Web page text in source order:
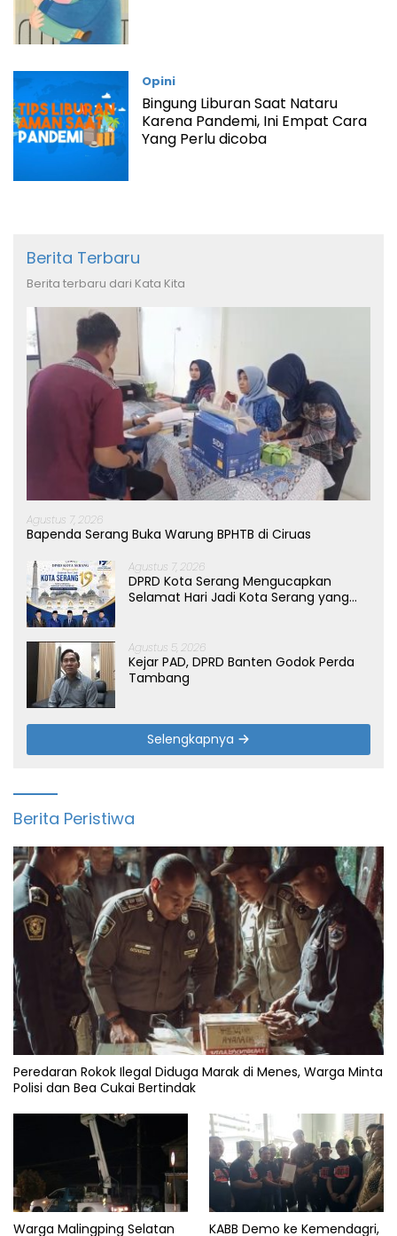
Opini
Bingung Liburan Saat Nataru
Karena Pandemi, Ini Empat Cara
Yang Perlu dicoba
Berita Terbaru
Berita terbaru dari Kata Kita
Agustus 7, 2026
Bapenda Serang Buka Warung BPHTB di Ciruas
Agustus 7, 2026
DPRD Kota Serang Mengucapkan
Selamat Hari Jadi Kota Serang yang
Agustus 5, 2026
Kejar PAD, DPRD Banten Godok Perda
Tambang
Selengkapnya
Berita Peristiwa
Peredaran Rokok Ilegal Diduga Marak di Menes, Warga Minta
Polisi dan Bea Cukai Bertindak
Warga Malingping Selatan
KABB Demo ke Kemendagri,